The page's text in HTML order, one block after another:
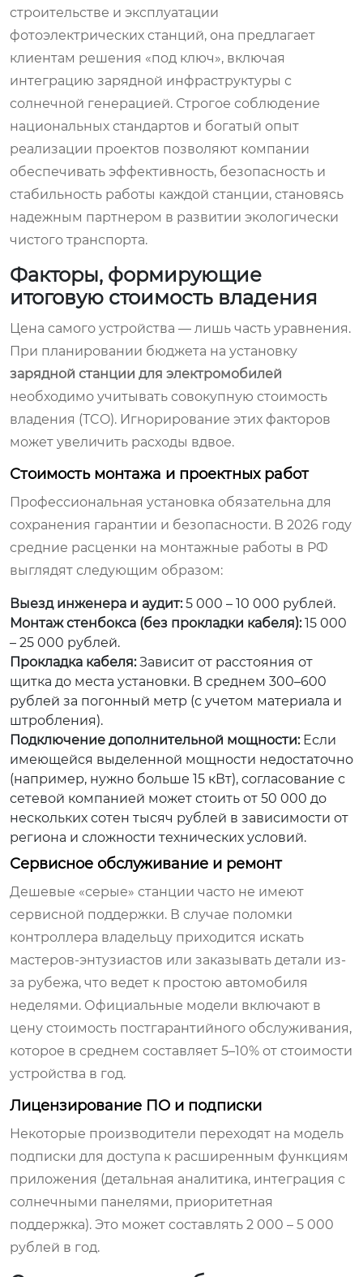
строительстве и эксплуатации
фотоэлектрических станций, она предлагает
клиентам решения «под ключ», включая
интеграцию зарядной инфраструктуры с
солнечной генерацией. Строгое соблюдение
национальных стандартов и богатый опыт
реализации проектов позволяют компании
обеспечивать эффективность, безопасность и
стабильность работы каждой станции, становясь
надежным партнером в развитии экологически
чистого транспорта.
Факторы, формирующие
итоговую стоимость владения
Цена самого устройства — лишь часть уравнения.
При планировании бюджета на установку
зарядной станции для электромобилей
необходимо учитывать совокупную стоимость
владения (TCO). Игнорирование этих факторов
может увеличить расходы вдвое.
Стоимость монтажа и проектных работ
Профессиональная установка обязательна для
сохранения гарантии и безопасности. В 2026 году
средние расценки на монтажные работы в РФ
выглядят следующим образом:
Выезд инженера и аудит:5 000 – 10 000 рублей.
Монтаж стенбокса (без прокладки кабеля):15 000
– 25 000 рублей.
Прокладка кабеля:Зависит от расстояния от
щитка до места установки. В среднем 300–600
рублей за погонный метр (с учетом материала и
штробления).
Подключение дополнительной мощности:Если
имеющейся выделенной мощности недостаточно
(например, нужно больше 15 кВт), согласование с
сетевой компанией может стоить от 50 000 до
нескольких сотен тысяч рублей в зависимости от
региона и сложности технических условий.
Сервисное обслуживание и ремонт
Дешевые «серые» станции часто не имеют
сервисной поддержки. В случае поломки
контроллера владельцу приходится искать
мастеров-энтузиастов или заказывать детали из-
за рубежа, что ведет к простою автомобиля
неделями. Официальные модели включают в
цену стоимость постгарантийного обслуживания,
которое в среднем составляет 5–10% от стоимости
устройства в год.
Лицензирование ПО и подписки
Некоторые производители переходят на модель
подписки для доступа к расширенным функциям
приложения (детальная аналитика, интеграция с
солнечными панелями, приоритетная
поддержка). Это может составлять 2 000 – 5 000
рублей в год.